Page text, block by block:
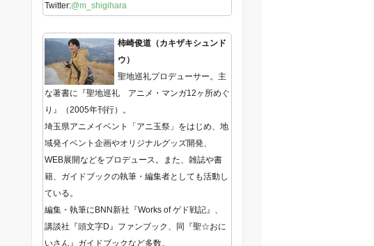
Twitter:@m_shigihara
柿崎俊道（カキザキシュンド
ウ）
聖地巡礼プロデューサー。主
な著書に『聖地巡礼 アニメ・マンガ12ヶ所めぐ
り』（2005年刊行）。
埼玉県アニメイベント「アニ玉祭」をはじめ、地
域発イベント企画やオリジナルグッズ開発、
WEB展開などをプロデュース。また、雑誌や書
籍、ガイドブックの執筆・編集者としても活動し
ている。
編集・執筆にBNN新社『Works of ゲド戦記』、
講談社『頭文字D』ファンブック、同『聖☆おに
いさん』ガイドブックなど多数。